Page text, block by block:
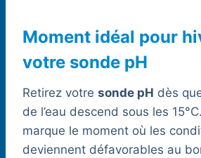
Moment idéal pour
votre sonde pH
Retirez votre sonde pH dès
de l’eau descend sous les
marque le moment où les
deviennent défavorables au